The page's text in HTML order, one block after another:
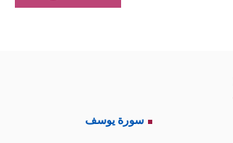
سورة يوسف